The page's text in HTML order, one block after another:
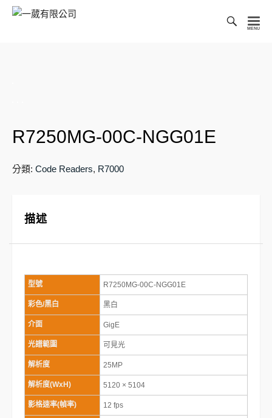
R7250MG-00C-NGG01E
分類: Code Readers, R7000
描述
型號 R7250MG-00C-NGG01E
彩色/黑白 黑白
介面 GigE
光譜範圍 可見光
解析度 25MP
解析度(WxH) 5120 × 5104
影格速率(幀率) 12 fps